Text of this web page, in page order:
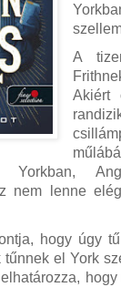
A
Akiért
Yorkban,
nem lenne
hogy úgy
tűnnek el York